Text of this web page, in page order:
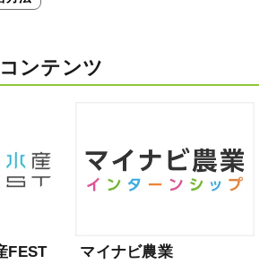
ンテンツ
FEST
マイナビ農業